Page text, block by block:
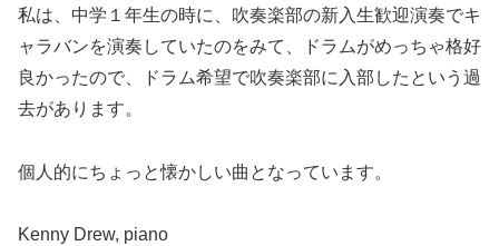
私は、中学１年生の時に、吹奏楽部の新入生歓迎演奏でキ
ャラバンを演奏していたのをみて、ドラムがめっちゃ格好
良かったので、ドラム希望で吹奏楽部に入部したという過
去があります。
個人的にちょっと懐かしい曲となっています。
Kenny Drew, piano